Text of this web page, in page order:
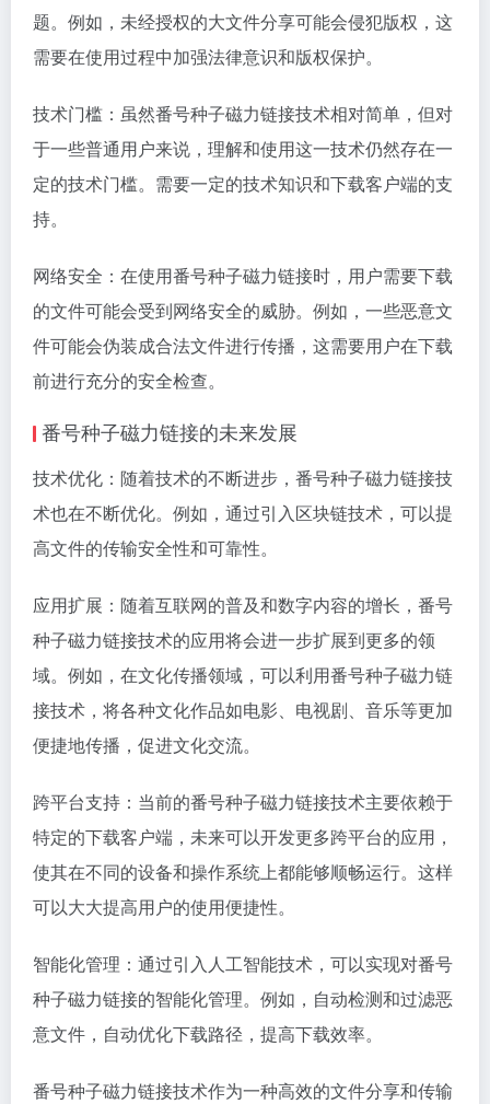
题。例如，未经授权的大文件分享可能会侵犯版权，这
需要在使用过程中加强法律意识和版权保护。
技术门槛：虽然番号种子磁力链接技术相对简单，但对
于一些普通用户来说，理解和使用这一技术仍然存在一
定的技术门槛。需要一定的技术知识和下载客户端的支
持。
网络安全：在使用番号种子磁力链接时，用户需要下载
的文件可能会受到网络安全的威胁。例如，一些恶意文
件可能会伪装成合法文件进行传播，这需要用户在下载
前进行充分的安全检查。
番号种子磁力链接的未来发展
技术优化：随着技术的不断进步，番号种子磁力链接技
术也在不断优化。例如，通过引入区块链技术，可以提
高文件的传输安全性和可靠性。
应用扩展：随着互联网的普及和数字内容的增长，番号
种子磁力链接技术的应用将会进一步扩展到更多的领
域。例如，在文化传播领域，可以利用番号种子磁力链
接技术，将各种文化作品如电影、电视剧、音乐等更加
便捷地传播，促进文化交流。
跨平台支持：当前的番号种子磁力链接技术主要依赖于
特定的下载客户端，未来可以开发更多跨平台的应用，
使其在不同的设备和操作系统上都能够顺畅运行。这样
可以大大提高用户的使用便捷性。
智能化管理：通过引入人工智能技术，可以实现对番号
种子磁力链接的智能化管理。例如，自动检测和过滤恶
意文件，自动优化下载路径，提高下载效率。
番号种子磁力链接技术作为一种高效的文件分享和传输